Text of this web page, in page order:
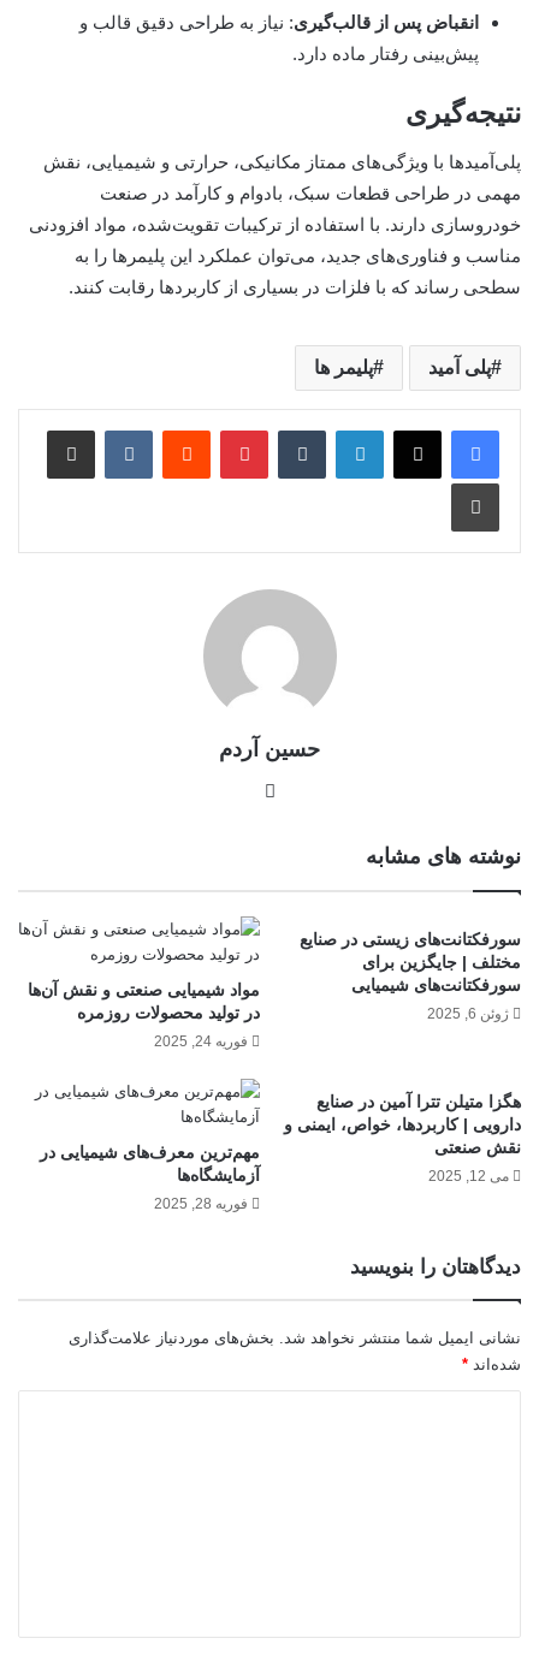
انقباض پس از قالب‌گیری: نیاز به طراحی دقیق قالب و
پیش‌بینی رفتار ماده دارد.
نتیجه‌گیری
پلی‌آمیدها با ویژگی‌های ممتاز مکانیکی، حرارتی و شیمیایی، نقش
مهمی در طراحی قطعات سبک، بادوام و کارآمد در صنعت
خودروسازی دارند. با استفاده از ترکیبات تقویت‌شده، مواد افزودنی
مناسب و فناوری‌های جدید، می‌توان عملکرد این پلیمرها را به
سطحی رساند که با فلزات در بسیاری از کاربردها رقابت کنند.
پلی آمید پلیمر ها
حسین آردم
نوشته های مشابه
سورفکتانت‌های زیستی در صنایع
مختلف | جایگزین برای
سورفکتانت‌های شیمیایی
ژوئن 6, 2025
مواد شیمیایی صنعتی و نقش آن‌ها
در تولید محصولات روزمره
فوریه 24, 2025
هگزا متیلن تترا آمین در صنایع
دارویی | کاربردها، خواص، ایمنی و
نقش صنعتی
می 12, 2025
مهم‌ترین معرف‌های شیمیایی در
آزمایشگاه‌ها
فوریه 28, 2025
دیدگاهتان را بنویسید
نشانی ایمیل شما منتشر نخواهد شد.
بخش‌های موردنیاز علامت‌گذاری
شده‌اند *